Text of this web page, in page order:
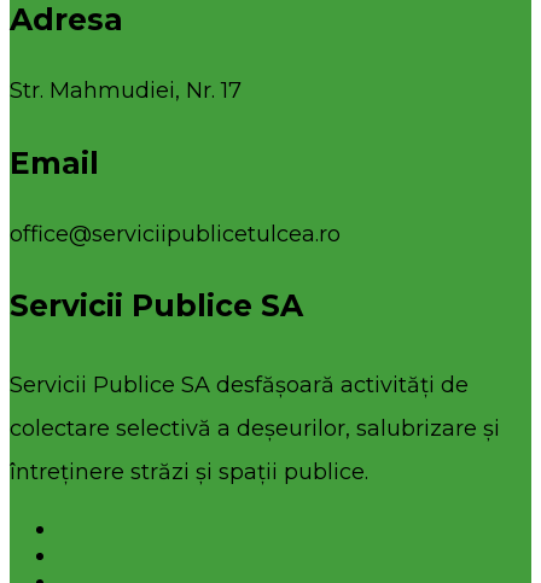
Adresa
Str. Mahmudiei, Nr. 17
Email
office@serviciipublicetulcea.ro
Servicii Publice SA
Servicii Publice SA desfășoară activități de
colectare selectivă a deșeurilor, salubrizare și
întreținere străzi și spații publice.